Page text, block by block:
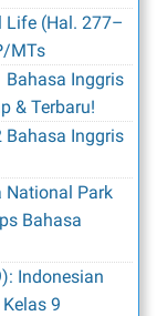
Life (Hal. 277–
MTs
Bahasa Inggris
& Terbaru!
Bahasa Inggris
National Park
Bahasa
Indonesian
9